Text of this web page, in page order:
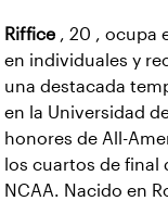
Riffice , 20 , ocupa
en individuales y
una destacada
en la Universidad
honores de All-
los cuartos de final
NCAA. Nacido en